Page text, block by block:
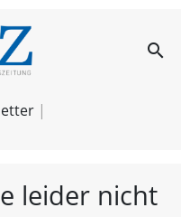
– search
leider nicht